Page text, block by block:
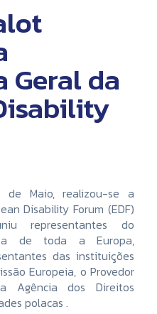
Geral da
de Maio, realizou-se a
Disability Forum (EDF)
representantes do
de toda a Europa,
das instituições
Europeia, o Provedor
Agência dos Direitos
polacas .